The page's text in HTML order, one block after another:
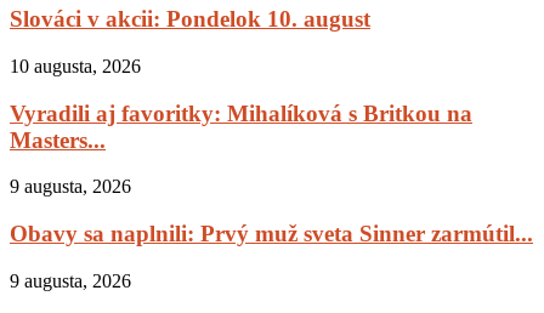
Slováci v akcii: Pondelok 10. august
10 augusta, 2026
Vyradili aj favoritky: Mihalíková s Britkou na
Masters...
9 augusta, 2026
Obavy sa naplnili: Prvý muž sveta Sinner zarmútil...
9 augusta, 2026